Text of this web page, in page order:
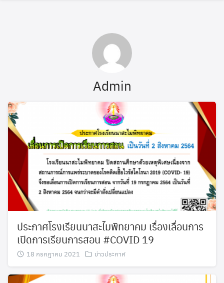
ข้อมูลการศึกษาต่อ
ข้อมูลทางวิชาการ
ข้อมูลสถิตินักเรียน
ข้อมูลโรงเรียน
ขอใบเสนอราคา
คณะกรรมการสถานศึกษาขั้นพื้นฐาน
คณะกรรมการสถานศึกษาขั้นพื้นฐาน
ดาวน์โหลด
Admin
ประกาศโรงเรียนนาสะไมพิทยาคม เรื่องเลื่อนการ
เปิดการเรียนการสอน #COVID 19
18 กรกฎาคม 2021 ข่าวประกาศ